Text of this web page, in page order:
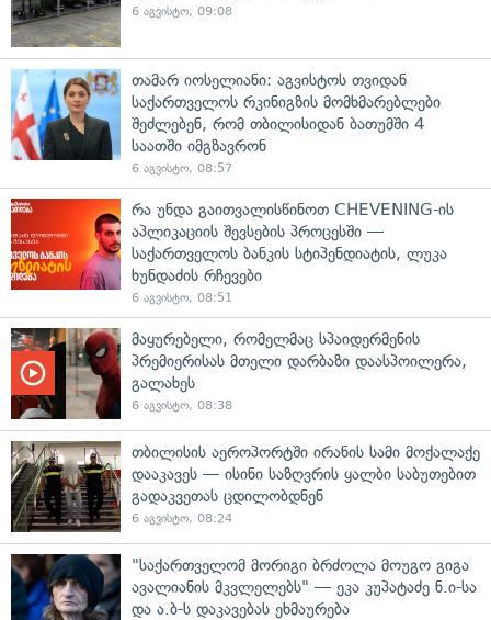
6 აგვისტო, 09:08
თამარ იოსელიანი: აგვისტოს თვიდან
საქართველოს რკინიგზის მომხმარებლები
შეძლებენ, რომ თბილისიდან ბათუმში 4
საათში იმგზავრონ
6 აგვისტო, 08:57
რა უნდა გაითვალისწინოთ CHEVENING-ის
აპლიკაციის შევსების პროცესში —
საქართველოს ბანკის სტიპენდიატის, ლუკა
ხუნდაძის რჩევები
6 აგვისტო, 08:51
მაყურებელი, რომელმაც სპაიდერმენის
პრემიერისას მთელი დარბაზი დაასპოილერა,
გალახეს
6 აგვისტო, 08:38
თბილისის აეროპორტში ირანის სამი მოქალაქე
დააკავეს — ისინი საზღვრის ყალბი საბუთებით
გადაკვეთას ცდილობდნენ
6 აგვისტო, 08:24
"საქართველომ მორიგი ბრძოლა მოუგო გიგა
ავალიანის მკვლელებს" — ეკა კუპატაძე ნ.ი-სა
და ა.ბ-ს დაკავებას ეხმაურება